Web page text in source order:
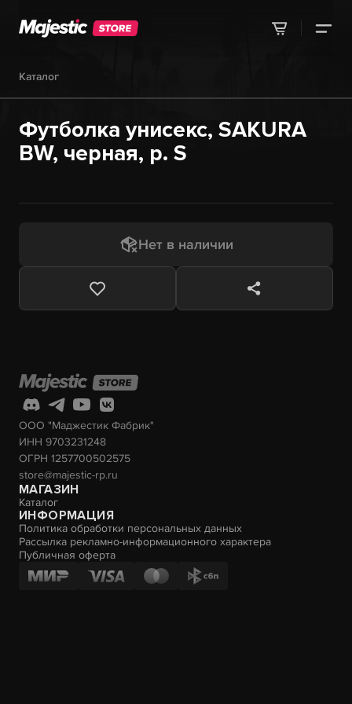
Каталог
Футболка унисекс, SAKURA
BW, черная, р. S
Нет в наличии
ООО "Маджестик Фабрик"
ИНН 9703231248
ОГРН 1257700502575
store@majestic-rp.ru
МАГАЗИН
Каталог
ИНФОРМАЦИЯ
Политика обработки персональных данных
Рассылка рекламно-информационного характера
Публичная оферта